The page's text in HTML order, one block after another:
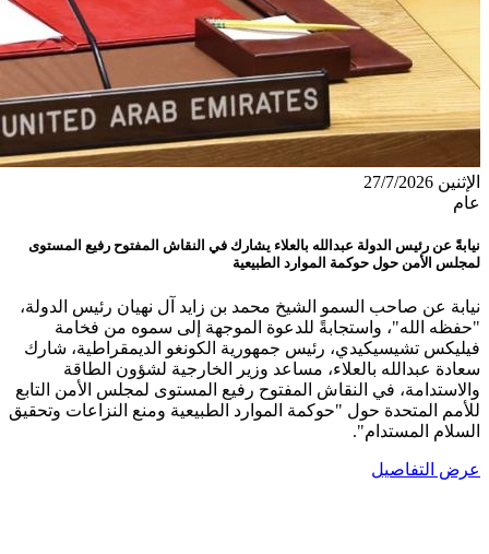
الإثنين 27/7/2026
عام
نيابةً عن رئيس الدولة عبدالله بالعلاء يشارك في النقاش المفتوح رفيع المستوى
لمجلس الأمن حول حوكمة الموارد الطبيعية
نيابة عن صاحب السمو الشيخ محمد بن زايد آل نهيان رئيس الدولة،
"حفظه الله"، واستجابةً للدعوة الموجهة إلى سموه من فخامة
فيليكس تشيسيكيدي، رئيس جمهورية الكونغو الديمقراطية، شارك
سعادة عبدالله بالعلاء، مساعد وزير الخارجية لشؤون الطاقة
والاستدامة، في النقاش المفتوح رفيع المستوى لمجلس الأمن التابع
للأمم المتحدة حول "حوكمة الموارد الطبيعية ومنع النزاعات وتحقيق
السلام المستدام".
عرض التفاصيل